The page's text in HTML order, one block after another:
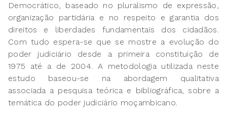
Democrático, baseado no pluralismo de expressão,
organização partidária e no respeito e garantia dos
direitos e liberdades fundamentais dos cidadãos.
Com tudo espera-se que se mostre a evolução do
poder judiciário desde a primeira constituição de
1975 até a de 2004. A metodologia utilizada neste
estudo baseou-se na abordagem qualitativa
associada a pesquisa teórica e bibliográfica, sobre a
temática do poder judiciário moçambicano.